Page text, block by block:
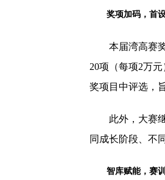
奖项加码 ， 首
本届湾高赛
20项（每项2万
奖项目中评选，
此外，大赛
同成长阶段、不
智库赋能， 赛